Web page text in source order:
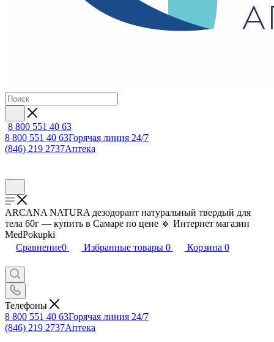
8 800 551 40 63
8 800 551 40 63Горячая линия 24/7
(846) 219 2737Аптека
ARCANA NATURA дезодорант натуральный твердый для
тела 60г — купить в Самаре по цене 🔸 Интернет магазин
MedPokupki
Сравнение0 Избранные товары 0 Корзина 0
Телефоны
8 800 551 40 63Горячая линия 24/7
(846) 219 2737Аптека